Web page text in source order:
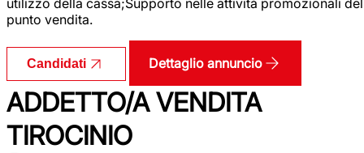
punto vendita.
Candidati Dettaglio annuncio
ADDETTO/A VENDITA
TIROCINIO